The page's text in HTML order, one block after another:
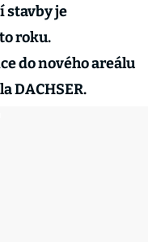
stavby je
roku.
do nového areálu
DACHSER.